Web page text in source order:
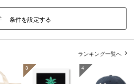
条件を設定する
ランキング一覧へ
3 4